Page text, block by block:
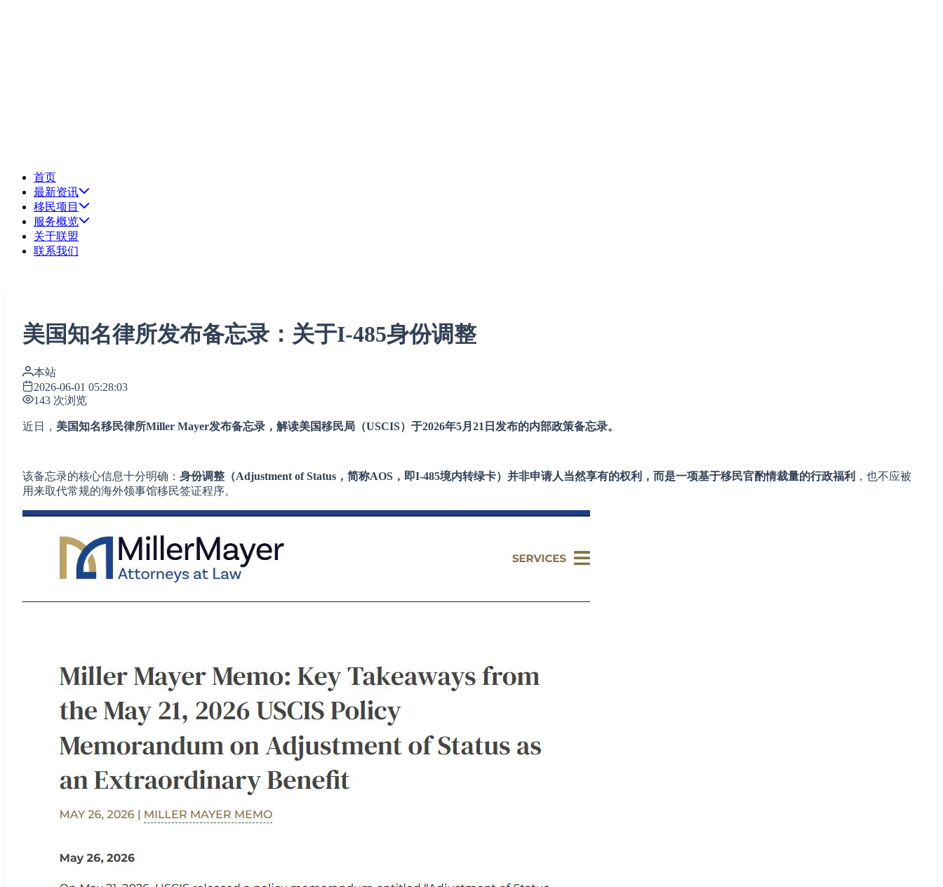
首页
最新资讯
移民项目
服务概览
关于联盟
联系我们
美国知名律所发布备忘录：关于I-485身份调整
本站
2026-06-01 05:28:03
143 次浏览
近日， 美国知名移民律所Miller Mayer发布备忘录，解读美国移民局（USCIS）于2026年5月21日发布的内部政策备忘录。
该备忘录的核心信息十分明确： 身份调整（Adjustment of Status，简称AOS，即I-485境内转绿卡）并非申请人当然享有的权利，而是一项基于移民官酌情裁量的行政福利 ，也不应被
用来取代常规的海外领事馆移民签证程序。